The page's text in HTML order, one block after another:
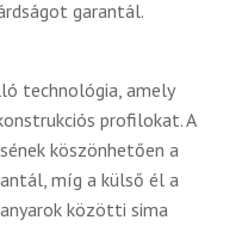
garantál.
technológia, amely
profilokat. A
köszönhetően a
míg a külső él a
közötti sima